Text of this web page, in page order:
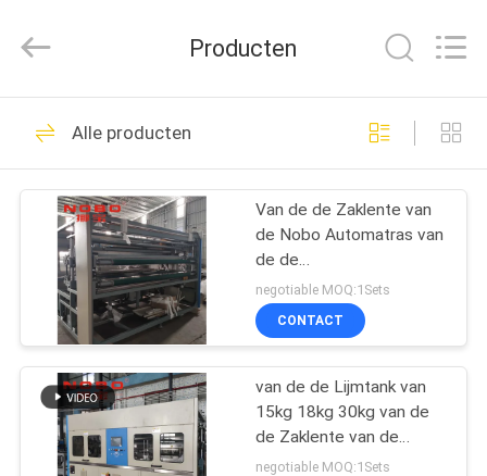
THUIS
PRODUCTEN
OVER
ONS
FABRIEKSREIS
KWALITEITSCONTROLE
Developed
matrasproductielijn
80
De Randmachine
van de matrasband
21
Producten
Alle producten
Van de de Zaklente van
de Nobo Automatras van
de de
Machine0.3m3/60s
Lucht Hoge de
Consumptiesnelheid
negotiable MOQ:1Sets
CONTACT
van de de Lijmtank van
15kg 18kg 30kg van de
de Zaklente van de
Machinenordson
negotiable MOQ:1Sets